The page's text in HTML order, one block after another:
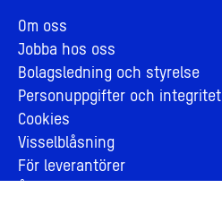
Om oss
Jobba hos oss
Bolagsledning och styrelse
Personuppgifter och integritet
Cookies
Visselblåsning
För leverantörer